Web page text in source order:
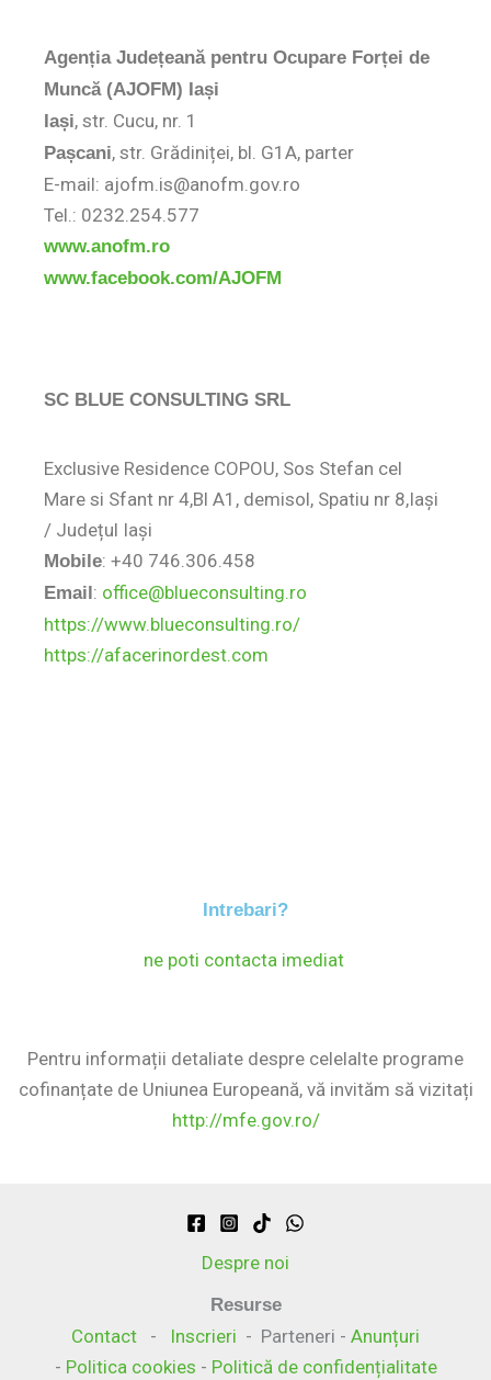
Agenția Județeană pentru Ocupare Forței de
Muncă (AJOFM) Iași
Iași, str. Cucu, nr. 1
Pașcani, str. Grădiniței, bl. G1A, parter
E-mail: ajofm.is@anofm.gov.ro
Tel.: 0232.254.577
www.anofm.ro
www.facebook.com/AJOFM
SC BLUE CONSULTING SRL
Exclusive Residence COPOU, Sos Stefan cel
Mare si Sfant nr 4,Bl A1, demisol, Spatiu nr 8,Iași
/ Județul Iași
Mobile: +40 746.306.458
Email: office@blueconsulting.ro
https://www.blueconsulting.ro/
https://afacerinordest.com
Intrebari?
ne poti contacta imediat
Pentru informații detaliate despre celelalte programe
cofinanțate de Uniunea Europeană, vă invităm să vizitați
http://mfe.gov.ro/
Despre noi
Resurse
Contact - Inscrieri - Parteneri - Anunțuri
- Politica cookies - Politică de confidențialitate